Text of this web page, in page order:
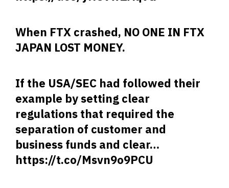
When FTX crashed, NO ONE IN FTX
JAPAN LOST MONEY.
If the USA/SEC had followed their
example by setting clear
regulations that required the
separation of customer and
business funds and clear…
https://t.co/Msvn9o9PCU